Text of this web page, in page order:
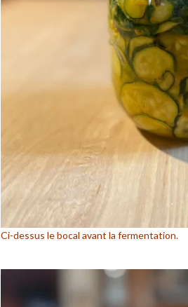
Ci-dessus le bocal avant la fermentation.